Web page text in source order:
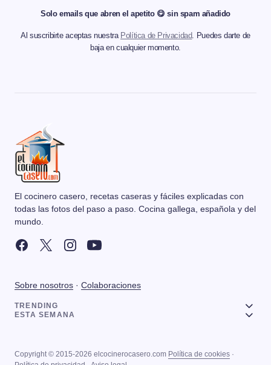
Solo emails que abren el apetito 😋 sin spam añadido
Al suscribirte aceptas nuestra Política de Privacidad. Puedes darte de
baja en cualquier momento.
El cocinero casero, recetas caseras y fáciles explicadas con
todas las fotos del paso a paso. Cocina gallega, española y del
mundo.
Sobre nosotros · Colaboraciones
TRENDING
ESTA SEMANA
Copyright © 2015-2026 elcocinerocasero.com Política de cookies ·